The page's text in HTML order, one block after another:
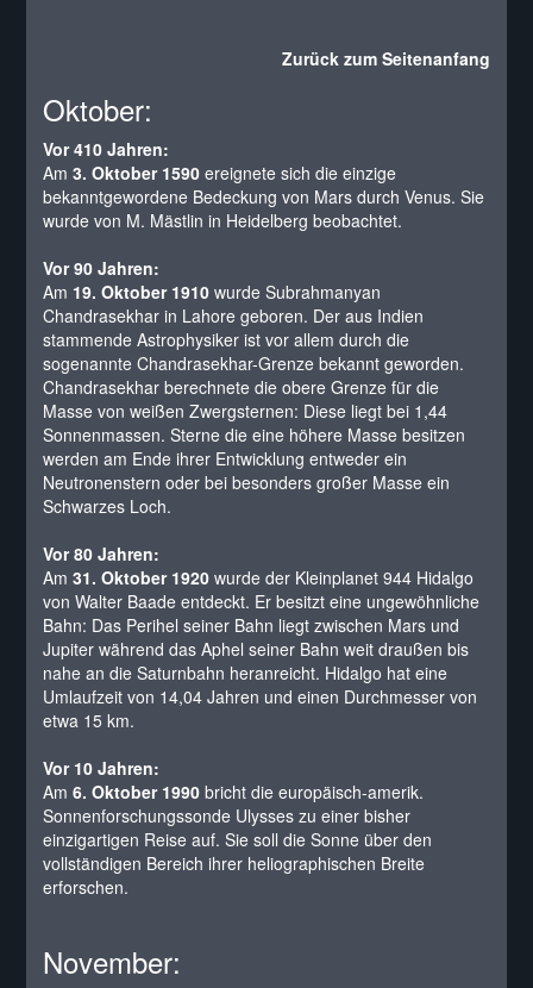
Zurück zum Seitenanfang
Oktober:
Vor 410 Jahren:
Am3. Oktober 1590ereignete sich die einzige
bekanntgewordene Bedeckung von Mars durch Venus. Sie
wurde von M. Mästlin in Heidelberg beobachtet.
Vor 90 Jahren:
Am 19. Oktober 1910wurde Subrahmanyan
Chandrasekhar in Lahore geboren. Der aus Indien
stammende Astrophysiker ist vor allem durch die
sogenannte Chandrasekhar-Grenze bekannt geworden.
Chandrasekhar berechnete die obere Grenze für die
Masse von weißen Zwergsternen: Diese liegt bei 1,44
Sonnenmassen. Sterne die eine höhere Masse besitzen
werden am Ende ihrer Entwicklung entweder ein
Neutronenstern oder bei besonders großer Masse ein
Schwarzes Loch.
Vor 80 Jahren:
Am 31. Oktober 1920wurde der Kleinplanet 944 Hidalgo
von Walter Baade entdeckt. Er besitzt eine ungewöhnliche
Bahn: Das Perihel seiner Bahn liegt zwischen Mars und
Jupiter während das Aphel seiner Bahn weit draußen bis
nahe an die Saturnbahn heranreicht. Hidalgo hat eine
Umlaufzeit von 14,04 Jahren und einen Durchmesser von
etwa 15 km.
Vor 10 Jahren:
Am 6. Oktober 1990bricht die europäisch-amerik.
Sonnenforschungssonde Ulysses zu einer bisher
einzigartigen Reise auf. Sie soll die Sonne über den
vollständigen Bereich ihrer heliographischen Breite
erforschen.
November: